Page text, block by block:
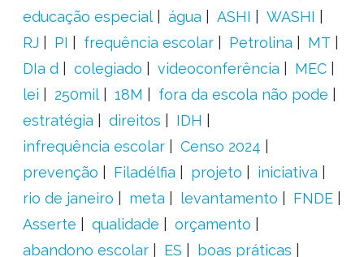
educação especial
água ASHI
WASHI
RJ
PI frequência escolar Petrolina
MT
DIa d
colegiado videoconferência
MEC
lei
250mil 18M
fora da escola não pode
estratégia
direitos
IDH
infrequência escolar
Censo 2024
prevenção
Filadélfia projeto
iniciativa
rio de janeiro
meta levantamento
FNDE
Asserte
qualidade
orçamento
abandono escolar
ES
boas práticas